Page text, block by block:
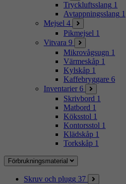
Tryckluftsslang 1
Avtappningsslang 1
Mejsel 4
Pikmejsel 1
Vitvara 9
Mikrovågsugn 1
Värmeskåp 1
Kylskåp 1
Kaffebryggare 6
Inventarier 6
Skrivbord 1
Matbord 1
Köksstol 1
Kontorsstol 1
Klädskåp 1
Torkskåp 1
Förbrukningsmaterial
Skruv och plugg 37